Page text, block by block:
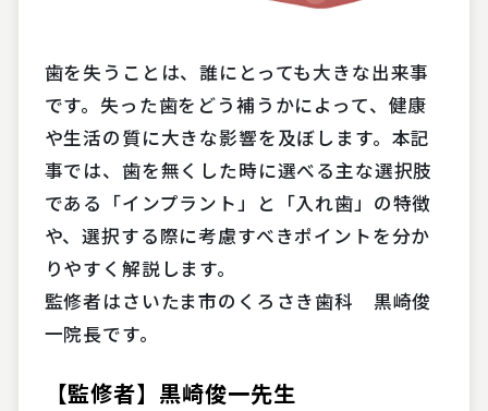
歯を失うことは、誰にとっても大きな出来事
です。失った歯をどう補うかによって、健康
や生活の質に大きな影響を及ぼします。本記
事では、歯を無くした時に選べる主な選択肢
である「インプラント」と「入れ歯」の特徴
や、選択する際に考慮すべきポイントを分か
りやすく解説します。
監修者はさいたま市のくろさき歯科 黒崎俊
一院長です。
【監修者】黒崎俊一先生